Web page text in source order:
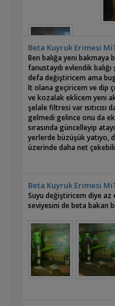
Beta Kuyruk Erimesi
Ben balığa yeni bakmaya
fanustaydı evlendik
defa değiştiricem ama
lt olana geçiricem ve dip
ve kozalak eklicem yeni
şelale filtresi var
gelmedi gelince onu da
sırasında güncelleyip
yerlerde büzüşük yatıyo,
üzerinde daha net
Beta Kuyruk Erimesi
Suyu değiştiricem diye az
seviyesini de beta bakan